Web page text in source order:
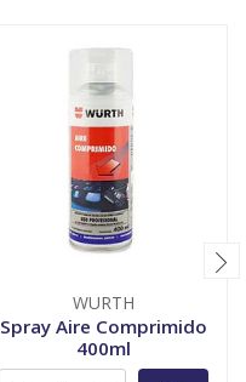
WURTH
Spray Aire Comprimido
400ml